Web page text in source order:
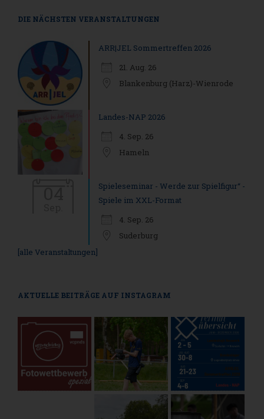
DIE NÄCHSTEN VERANSTALTUNGEN
ARR|JEL Sommertreffen 2026
21. Aug. 26
Blankenburg (Harz)-Wienrode
Landes-NAP 2026
4. Sep. 26
Hameln
Spieleseminar - Werde zur Spielfigur“ -
Spiele im XXL-Format
4. Sep. 26
Suderburg
[alle Veranstaltungen]
AKTUELLE BEITRÄGE AUF INSTAGRAM